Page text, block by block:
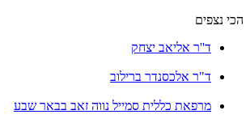
הכי נצפים
ד''ר אליאב יצחק
ד"ר אלכסנדר ברילוב
מרפאת כללית סמייל נווה זאב בבאר שבע